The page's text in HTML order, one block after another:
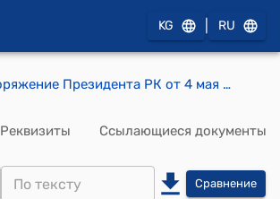
KG RU
Распоряжение Президента РК от 4 мая 1993 года N РП-102 "Об Эстебесове М.К."
Реквизиты Ссылающиеся документы
Сравнение